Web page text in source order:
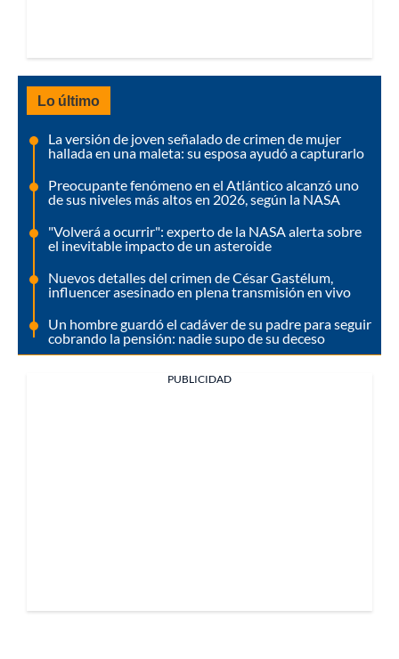
Lo último
La versión de joven señalado de crimen de mujer
hallada en una maleta: su esposa ayudó a capturarlo
Preocupante fenómeno en el Atlántico alcanzó uno
de sus niveles más altos en 2026, según la NASA
"Volverá a ocurrir": experto de la NASA alerta sobre
el inevitable impacto de un asteroide
Nuevos detalles del crimen de César Gastélum,
influencer asesinado en plena transmisión en vivo
Un hombre guardó el cadáver de su padre para seguir
cobrando la pensión: nadie supo de su deceso
PUBLICIDAD